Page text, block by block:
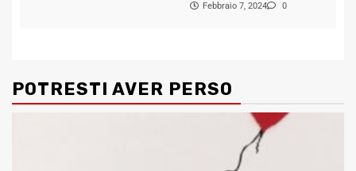
Febbraio 7, 2024
0
POTRESTI AVER PERSO